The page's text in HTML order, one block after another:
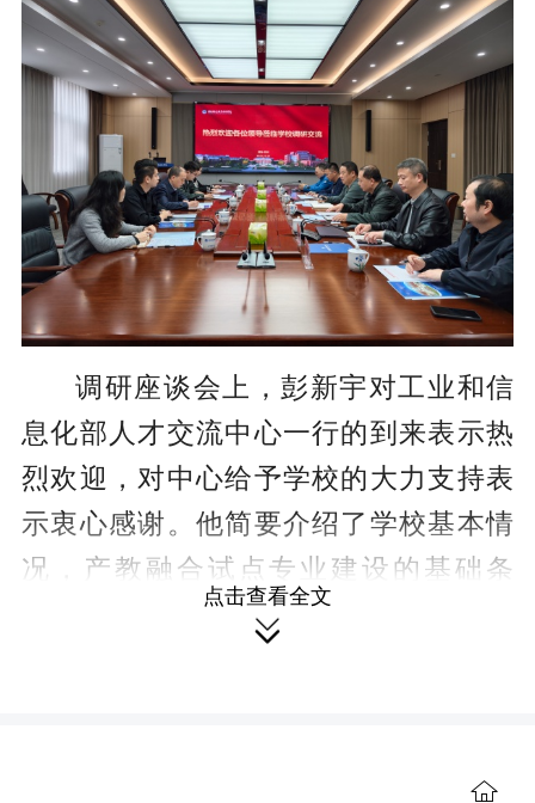
调研座谈会上，彭新宇对工业和信
息化部人才交流中心一行的到来表示热
烈欢迎，对中心给予学校的大力支持表
示衷心感谢。他简要介绍了学校基本情
况，产教融合试点专业建设的基础条
件，双高校建设、人才培养等情况，在
设的契机，进一步推进相关专业人才培
点击查看全文
